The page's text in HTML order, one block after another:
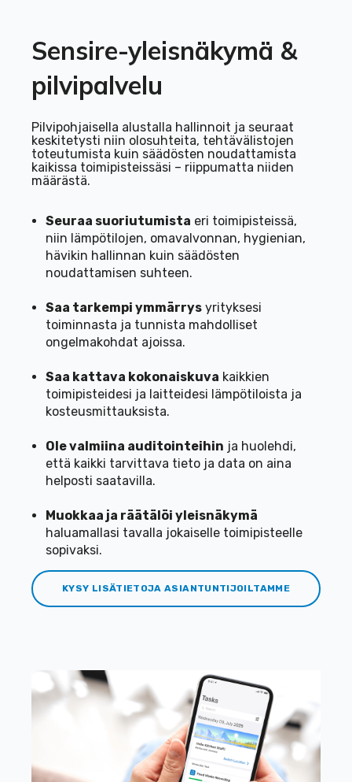
Sensire-yleisnäkymä &
pilvipalvelu
Pilvipohjaisella alustalla hallinnoit ja seuraat
keskitetysti niin olosuhteita, tehtävälistojen
toteutumista kuin säädösten noudattamista
kaikissa toimipisteissäsi – riippumatta niiden
määrästä.
Seuraa suoriutumista eri toimipisteissä,
niin lämpötilojen, omavalvonnan, hygienian,
hävikin hallinnan kuin säädösten
noudattamisen suhteen.
Saa tarkempi ymmärrysyrityksesi
toiminnasta ja tunnista mahdolliset
ongelmakohdat ajoissa.
Saa kattava kokonaiskuva kaikkien
toimipisteidesi ja laitteidesi lämpötiloista ja
kosteusmittauksista.
Ole valmiina auditointeihin ja huolehdi,
että kaikki tarvittava tieto ja data on aina
helposti saatavilla.
Muokkaa ja räätälöi yleisnäkymä
haluamallasi tavalla jokaiselle toimipisteelle
sopivaksi.
KYSY LISÄTIETOJA ASIANTUNTIJOILTAMME